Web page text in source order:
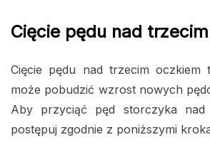
Cięcie pędu nad
Cięcie pędu nad trzecim oczkiem
może pobudzić wzrost nowych
Aby przyciąć pęd storczyka nad
postępuj zgodnie z poniższymi